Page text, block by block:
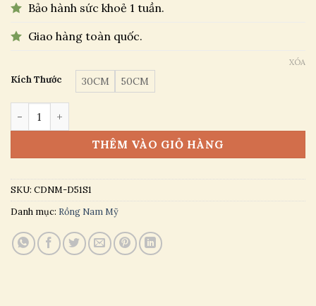
Bảo hành sức khoẻ 1 tuần.
Giao hàng toàn quốc.
Kích Thước 30CM 50CM
XÓA
THÊM VÀO GIỎ HÀNG
SKU: CDNM-D51S1
Danh mục: Rồng Nam Mỹ